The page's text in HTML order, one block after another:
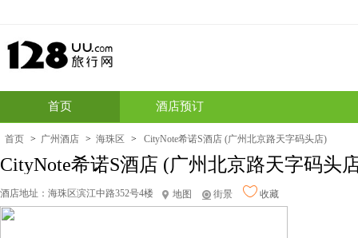
首页 酒店预订
首页 > 广州酒店 > 海珠区 > CityNote希诺S酒店 (广州北京路天字码头店)
CityNote希诺S酒店 (广州北京路天字码头
酒店地址： 海珠区滨江中路352号4楼 地图 街景 收藏